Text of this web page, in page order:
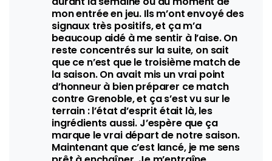
mon entrée en jeu. Ils m’ont envoyé des
signaux très positifs, et ça m’a
beaucoup aidé à me sentir à l’aise. On
reste concentrés sur la suite, on sait
que ce n’est que le troisième match de
la saison. On avait mis un vrai point
d’honneur à bien préparer ce match
contre Grenoble, et ça s’est vu sur le
terrain : l’état d’esprit était là, les
ingrédients aussi. J’espère que ça
marque le vrai départ de notre saison.
Maintenant que c’est lancé, je me sens